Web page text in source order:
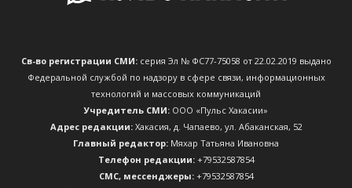
Св-во регистрации СМИ:серия Эл № ФС77-75058 от 22.02.2019 выдано
Федеральной службой по надзору в сфере связи, информационных
технологий и массовых коммуникаций
Учредитель СМИ: ООО «Пульс Хакасии»
Адрес редакции:Хакасия, д. Чапаево, ул. Абаканская, 52
Главный редактор: Мяхар Татьяна Ивановна
Телефон редакции:+79532587854
CМС, мессенджеры:+79532587854